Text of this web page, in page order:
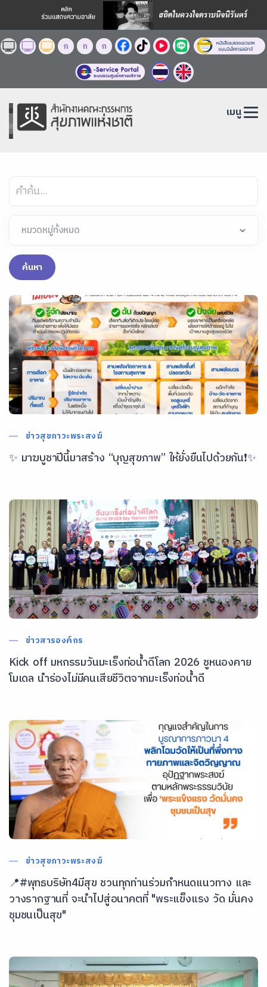
ก ก ก
เมนู
ค้นหา
ข่าวสุขภาวะพระสงฆ์
✨ มาฆบูชาปีนี้มาสร้าง “บุญสุขภาพ” ให้ยั่งยืนไปด้วยกัน❗✨
ข่าวสารองค์กร
Kick off มหกรรมวันมะเร็งท่อน้ำดีโลก 2026 ชูหนองคาย
โมเดล นำร่องไม่มีคนเสียชีวิตจากมะเร็งท่อน้ำดี
ข่าวสุขภาวะพระสงฆ์
📍#พุทธบริษัท4มีสุข ชวนทุกท่านร่วมกำหนดแนวทาง และ
วางรากฐานที่ จะนำไปสู่อนาคตที่ "พระแข็งแรง วัด มั่นคง
ชุมชนเป็นสุข"